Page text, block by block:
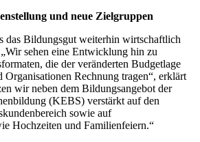
und neue Zielgruppen
das Bildungsgut weiterhin wirtschaftlich
sehen eine Entwicklung hin zu
die der veränderten Budgetlage
Organisationen Rechnung tragen“, erklärt
wir neben dem Bildungsangebot der
(KEBS) verstärkt auf den
sowie auf
Hochzeiten und Familienfeiern.“